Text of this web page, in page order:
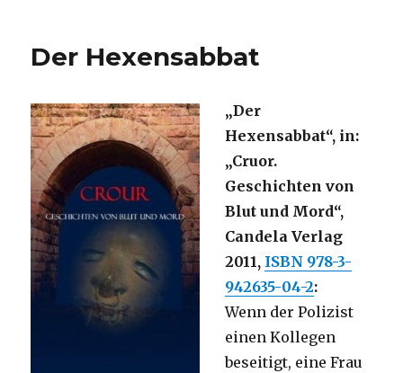
Der Hexensabbat
„Der
Hexensabbat“, in:
„Cruor.
Geschichten von
Blut und Mord“,
Candela Verlag
2011, ISBN 978-3-
942635-04-2:
Wenn der Polizist
einen Kollegen
beseitigt, eine Frau